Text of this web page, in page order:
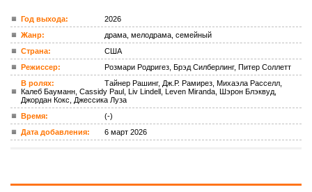
ком.
Год выхода:
2026
Жанр:
драма, мелодрама, семейный
Страна:
США
Режиссер:
Розмари Родригез, Брэд Силберлинг, Питер Соллетт
В ролях:
Тайнер Рашинг, Дж.Р. Рамирез, Михаэла Расселл,
Калеб Бауманн, Cassidy Paul, Liv Lindell, Leven Miranda, Шэрон Блэквуд,
Джордан Кокс, Джессика Луза
Время:
(-)
Дата добавления:
6 март 2026